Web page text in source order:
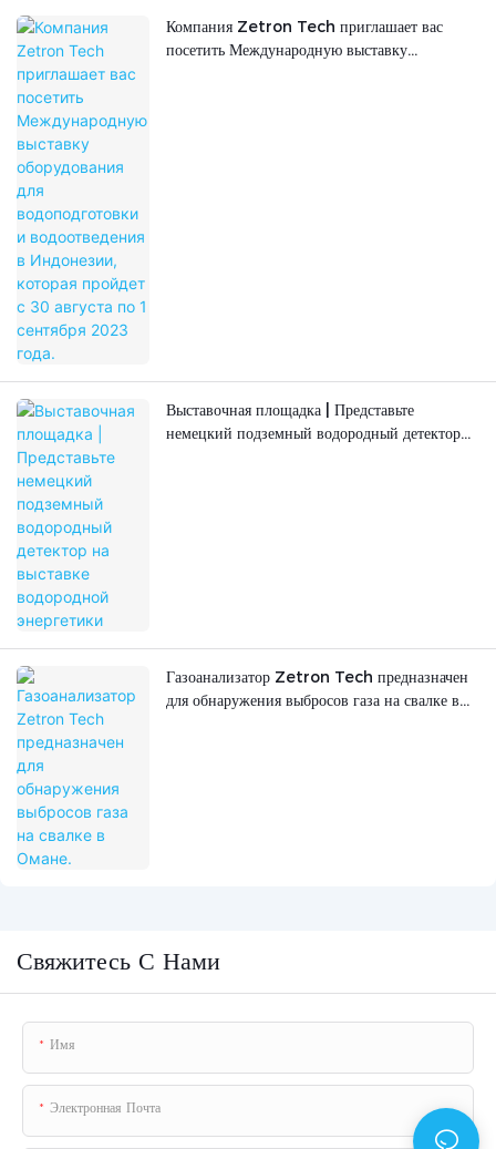
Компания Zetron Tech приглашает вас
посетить Международную выставку
Выставочная площадка | Представьте
немецкий подземный водородный детектор
Газоанализатор Zetron Tech предназначен
для обнаружения выбросов газа на свалке в
Свяжитесь С Нами
Имя
Электронная Почта